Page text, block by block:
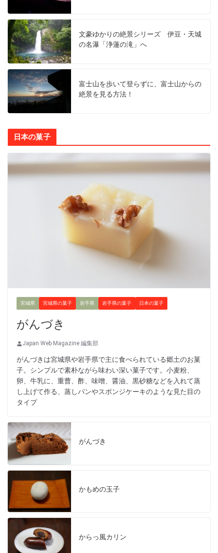
文豪ゆかりの絶景シリーズ 伊豆・天城
の名瀑「浄蓮の滝」へ
富士山を歩いて登らずに、富士山からの
絶景を見る方法！
日本の菓子
宮城県 宮城県の菓子 岩手県 岩手県の菓子 日本の菓子
がんづき
Japan Web Magazine 編集部
がんづきは宮城県や岩手県で主に食べられている郷土のお菓
子。シンプルで素朴ながら味わい深い菓子です。小麦粉、
卵、牛乳に、重曹、酢、味噌、醤油、黒砂糖などを入れて蒸
し上げて作る、蒸しパンやスポンジケーキのような見た目の
タイプ
がんづき
かもめの玉子
からっ風カリン